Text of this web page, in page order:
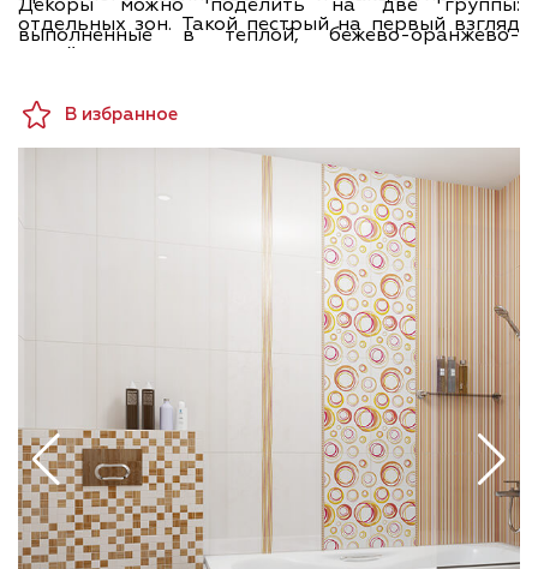
Декоры можно поделить на две группы:
выполненные в теплой, бежево-оранжево-
голубой. Также они имеют два варианта рисунка:
тонкие, геометрически строгие контрастные
полоски и разноцветные легкомысленные кружки,
напоминающие мыльные пузыри или круги на
воде. Завершает коллекцию Enigma керамическая
мозаика, в которой элементы базовых оттенков
чередуются с фоновыми, бледно-серыми и светло-
бежевыми, а также бордюры-бусинка и в полоску.
отдельных зон. Такой пестрый на первый взгляд
дизайн легок для восприятия, создает в
жизнерадостное настроение.
В избранное